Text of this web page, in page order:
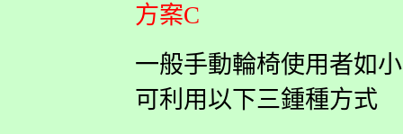
方案C
一般手動輪椅使用者如
可利用以下三鍾種方式